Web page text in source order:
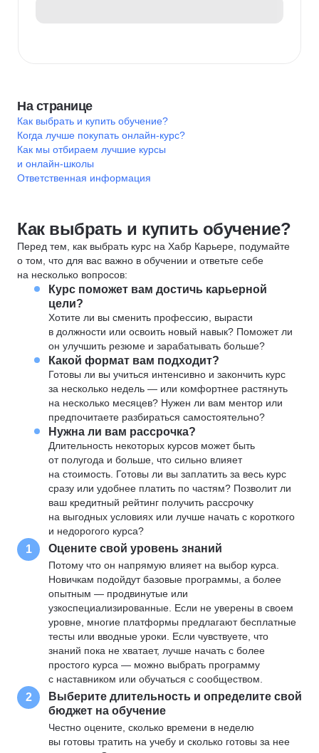
На странице
Как выбрать и купить обучение?
Когда лучше покупать онлайн-курс?
Как мы отбираем лучшие курсы
и онлайн-школы
Ответственная информация
Как выбрать и купить обучение?
Перед тем, как выбрать курс на Хабр Карьере, подумайте
о том, что для вас важно в обучении и ответьте себе
на несколько вопросов:
Курс поможет вам достичь карьерной
цели?
Хотите ли вы сменить профессию, вырасти
в должности или освоить новый навык? Поможет ли
он улучшить резюме и зарабатывать больше?
Какой формат вам подходит?
Готовы ли вы учиться интенсивно и закончить курс
за несколько недель — или комфортнее растянуть
на несколько месяцев? Нужен ли вам ментор или
предпочитаете разбираться самостоятельно?
Нужна ли вам рассрочка?
Длительность некоторых курсов может быть
от полугода и больше, что сильно влияет
на стоимость. Готовы ли вы заплатить за весь курс
сразу или удобнее платить по частям? Позволит ли
ваш кредитный рейтинг получить рассрочку
на выгодных условиях или лучше начать с короткого
и недорогого курса?
1 Оцените свой уровень знаний
Потому что он напрямую влияет на выбор курса.
Новичкам подойдут базовые программы, а более
опытным — продвинутые или
узкоспециализированные. Если не уверены в своем
уровне, многие платформы предлагают бесплатные
тесты или вводные уроки. Если чувствуете, что
знаний пока не хватает, лучше начать с более
простого курса — можно выбрать программу
с наставником или обучаться с сообществом.
2
Выберите длительность и определите свой
бюджет на обучение
Честно оцените, сколько времени в неделю
вы готовы тратить на учебу и сколько готовы за нее